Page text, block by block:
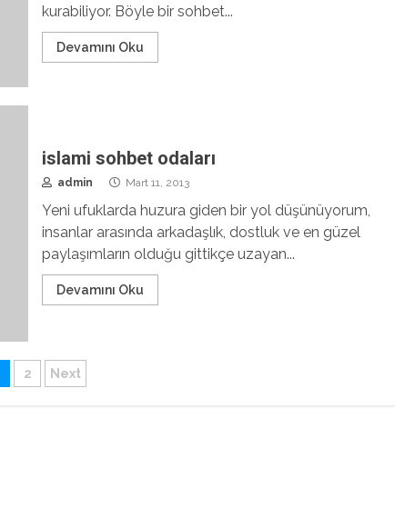
kurabiliyor. Böyle bir sohbet...
Devamını Oku
islami sohbet odaları
admin Mart 11, 2013
Yeni ufuklarda huzura giden bir yol düşünüyorum,
insanlar arasında arkadaşlık, dostluk ve en güzel
paylaşımların olduğu gittikçe uzayan...
Devamını Oku
2 Next